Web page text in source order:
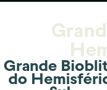
Grande
do